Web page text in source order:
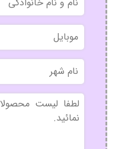
و
نام
خانوادگی
موبایل
نام
شهر
بدون
عنوان